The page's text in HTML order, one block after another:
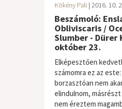
Kökény Pali | 2016. 10.
Beszámoló:
Obliviscaris /
Slumber - Dürer
október 23.
Elképesztően
számomra ez az
borzasztóan nem
elindulnom,
nem éreztem